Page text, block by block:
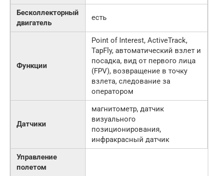
Бесколлекторный
двигатель
есть
Функции
Point of Interest, ActiveTrack,
TapFly, автоматический взлет и
посадка, вид от первого лица
(FPV), возвращение в точку
взлета, следование за
оператором
Датчики
магнитометр, датчик
визуального
позиционирования,
инфракрасный датчик
Управление
полетом